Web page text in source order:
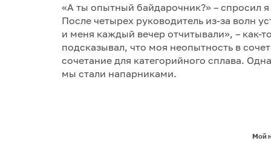
«А ты опытный байдарочник?» – спросил
После четырех руководитель из-за волн
и меня каждый вечер отчитывали», – как-
подсказывал, что моя неопытность в
сочетание для категорийного сплава.
мы стали напарниками.
Мой